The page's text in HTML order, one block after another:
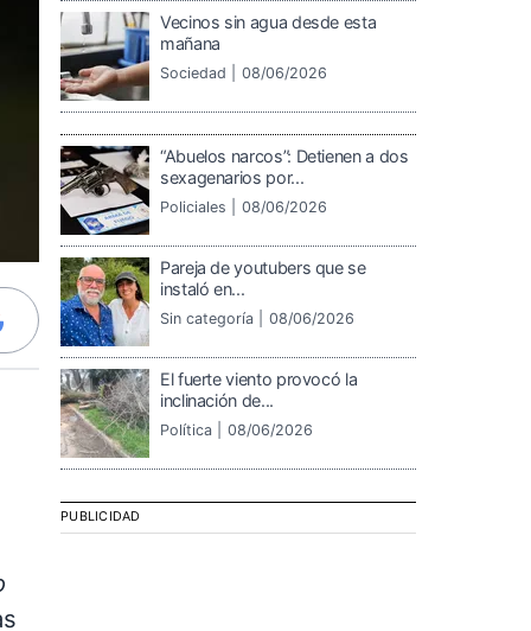
Vecinos sin agua desde esta
mañana
Sociedad | 08/06/2026
“Abuelos narcos”: Detienen a dos
sexagenarios por...
Policiales | 08/06/2026
Pareja de youtubers que se
instaló en...
Sin categoría | 08/06/2026
El fuerte viento provocó la
inclinación de...
Política | 08/06/2026
PUBLICIDAD